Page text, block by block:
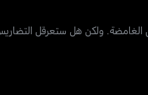
ولكن هل ستعرقل